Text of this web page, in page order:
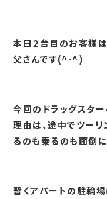
本日２台目のお客様
父さんです(^-^)
今回のドラッグスター
理由は、途中でツーリ
るのも乗るのも面倒
暫くアパートの駐輪